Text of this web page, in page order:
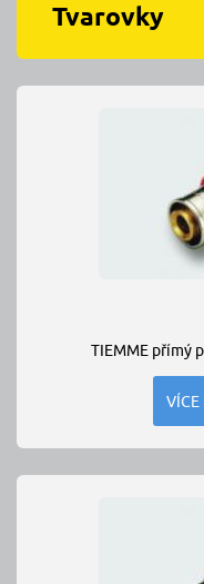
Tvarovky
TIEMME přímý
VÍCE